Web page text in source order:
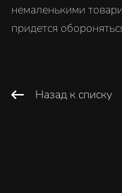
немаленькими
придется
Назад к списку